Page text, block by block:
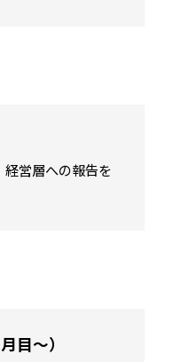
営層への報告を
目〜）